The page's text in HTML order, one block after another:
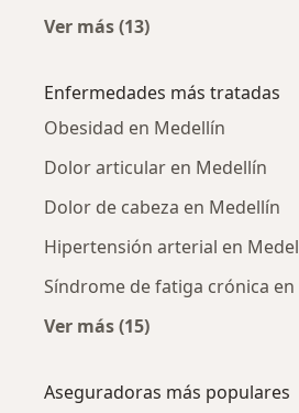
Ver más (13)
Enfermedades más tratadas
Obesidad en Medellín
Dolor articular en Medellín
Dolor de cabeza en Medellín
Hipertensión arterial en
Síndrome de fatiga crónica
Ver más (15)
Aseguradoras más populares